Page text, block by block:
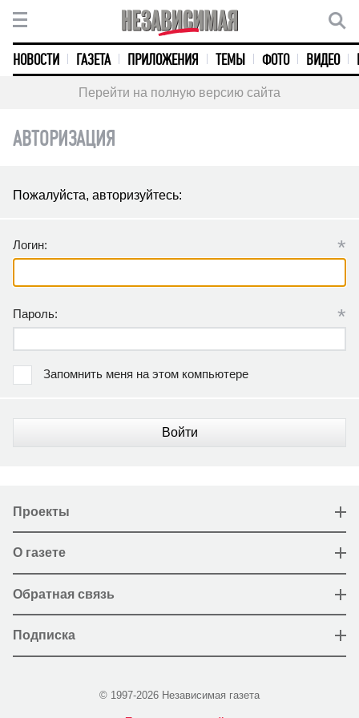
НОВОСТИ ГАЗЕТА ПРИЛОЖЕНИЯ ТЕМЫ ФОТО ВИДЕО
Перейти на полную версию сайта
АВТОРИЗАЦИЯ
Пожалуйста, авторизуйтесь:
Логин: *
Пароль: *
Запомнить меня на этом компьютере
Войти
Проекты
О газете
Обратная связь
Подписка
© 1997-2026 Независимая газета